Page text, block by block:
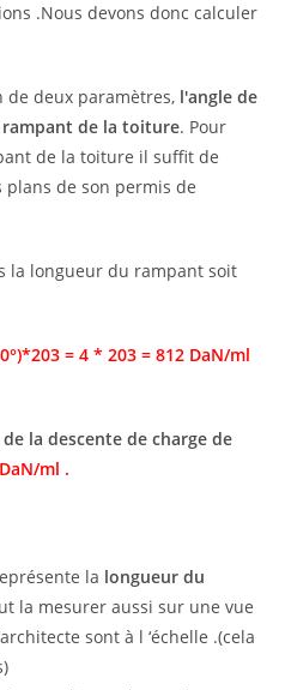
.Nous devons donc calculer
de deux paramètres, l'angle de
de la toiture. Pour
de la toiture il suffit de
de son permis de
la longueur du rampant soit
= 4 * 203 = 812 DaN/ml
la descente de charge de
ml .
la longueur du
la mesurer aussi sur une vue
sont à l ‘échelle .(cela